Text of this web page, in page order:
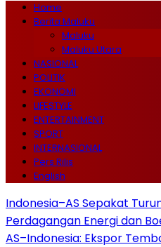
Home
Berita Maluku
Maluku
Maluku Utara
NASIONAL
POLITIK
EKONOMI
LIFESTYLE
ENTERTAINMENT
SPORT
INTERNASIONAL
Pers Rilis
English
Indonesia–AS Sepakat
Perdagangan Energi dan
AS–Indonesia: Ekspor